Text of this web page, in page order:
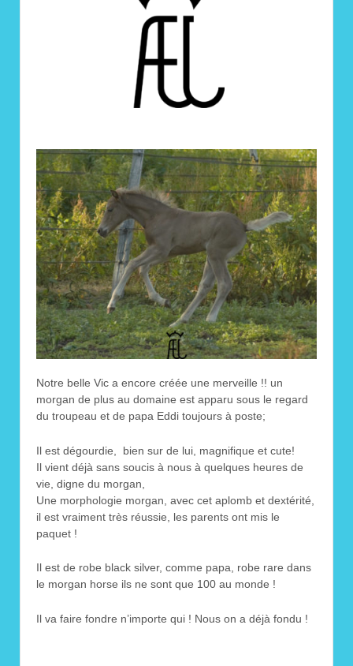
Notre belle Vic a encore créée une merveille !! un
morgan de plus au domaine est apparu sous le regard
du troupeau et de papa Eddi toujours à poste;
Il est dégourdie, bien sur de lui, magnifique et cute!
Il vient déjà sans soucis à nous à quelques heures de
vie, digne du morgan,
Une morphologie morgan, avec cet aplomb et dextérité,
il est vraiment très réussie, les parents ont mis le
paquet !
Il est de robe black silver, comme papa, robe rare dans
le morgan horse ils ne sont que 100 au monde !
Il va faire fondre n’importe qui ! Nous on a déjà fondu !